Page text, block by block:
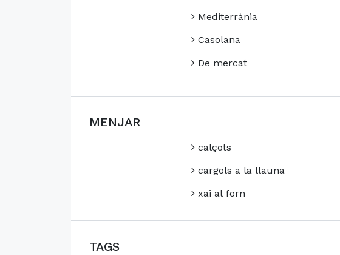
Mediterrània
Casolana
De mercat
MENJAR
calçots
cargols a la llauna
xai al forn
TAGS